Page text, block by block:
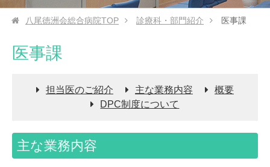
八尾徳洲会総合病院TOP 診療科・部門紹介 医事課
医事課
担当医のご紹介 主な業務内容
概要
DPC制度について
主な業務内容